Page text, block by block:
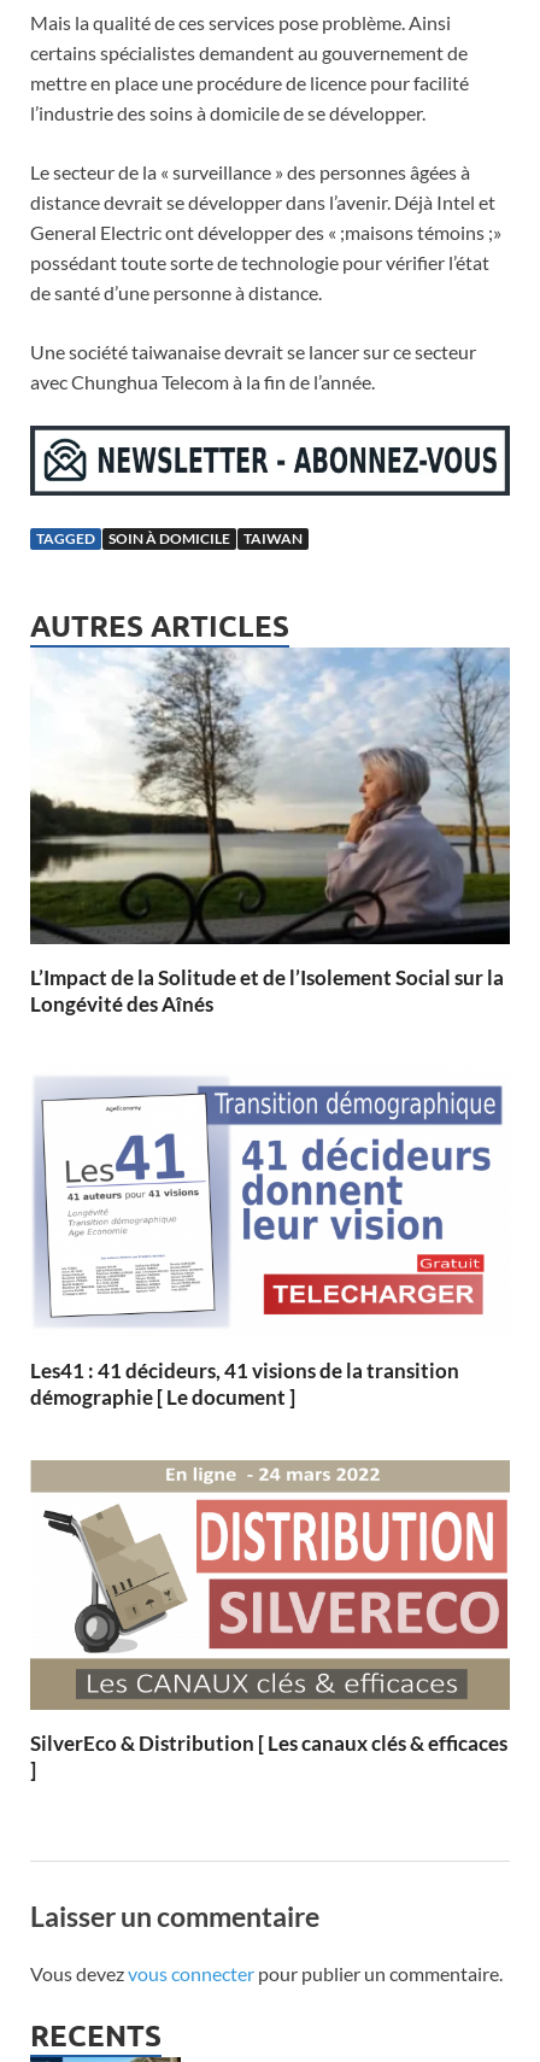
Mais la qualité de ces services pose problème. Ainsi
certains spécialistes demandent au gouvernement de
mettre en place une procédure de licence pour facilité
l’industrie des soins à domicile de se développer.
Le secteur de la « surveillance » des personnes âgées à
distance devrait se développer dans l’avenir. Déjà Intel et
General Electric ont développer des « ;maisons témoins ;»
possédant toute sorte de technologie pour vérifier l’état
de santé d’une personne à distance.
Une société taiwanaise devrait se lancer sur ce secteur
avec Chunghua Telecom à la fin de l’année.
TAGGED SOIN À DOMICILE TAIWAN
AUTRES ARTICLES
L’Impact de la Solitude et de l’Isolement Social sur la
Longévité des Aînés
Les41 : 41 décideurs, 41 visions de la transition
démographie [ Le document ]
SilverEco & Distribution [ Les canaux clés & efficaces
]
Laisser un commentaire
Vous devezvous connecter pour publier un commentaire.
RECENTS